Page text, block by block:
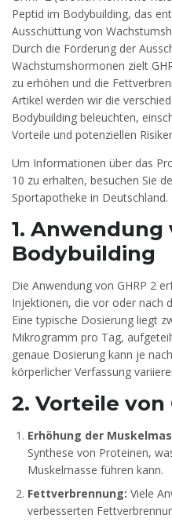
Peptid im Bodybuilding, das
Ausschüttung von
Durch die Förderung der
Wachstumshormonen zielt
zu erhöhen und die
Artikel werden wir die
Bodybuilding beleuchten,
Vorteile und potenziellen
Um Informationen über das
10 zu erhalten, besuchen Sie
Sportapotheke in Deutschland.
1. Anwendung
Bodybuilding
Die Anwendung von GHRP 2
Injektionen, die vor oder nach
Eine typische Dosierung liegt
Mikrogramm pro Tag,
genaue Dosierung kann je
körperlicher Verfassung
2. Vorteile von
Erhöhung der
Synthese von Proteinen,
Muskelmasse führen kann.
Fettverbrennung: Viele
verbesserten